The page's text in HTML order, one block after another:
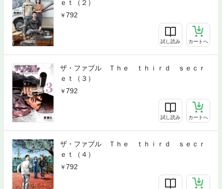
ｅｔ（２）
792
試し読み カートへ
ザ・ファブル Ｔｈｅ ｔｈｉｒｄ ｓｅｃｒ
ｅｔ（３）
792
試し読み カートへ
ザ・ファブル Ｔｈｅ ｔｈｉｒｄ ｓｅｃｒ
ｅｔ（４）
792